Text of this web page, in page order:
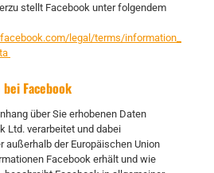
stellt Facebook unter folgendem
legal/terms/information_
Facebook
über Sie erhobenen Daten
Ltd. verarbeitet und dabei
außerhalb der Europäischen Union
Facebook erhält und wie